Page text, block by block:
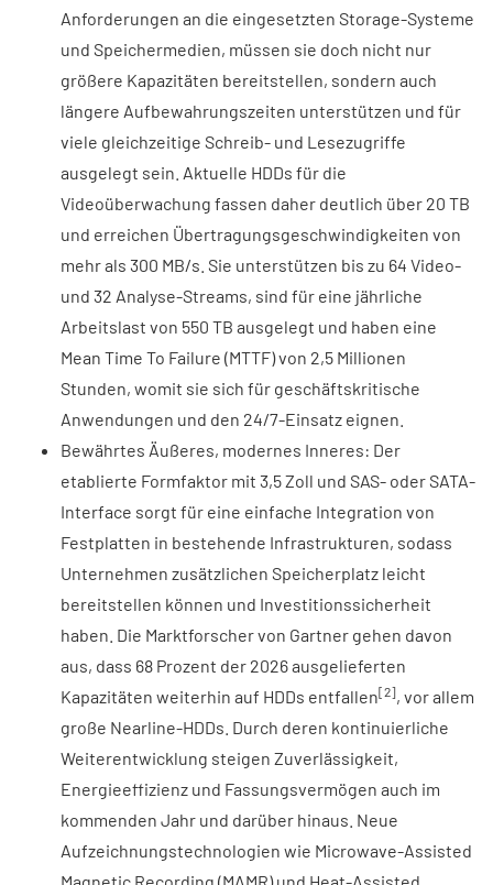
Anforderungen an die eingesetzten Storage-Systeme
und Speichermedien, müssen sie doch nicht nur
größere Kapazitäten bereitstellen, sondern auch
längere Aufbewahrungszeiten unterstützen und für
viele gleichzeitige Schreib- und Lesezugriffe
ausgelegt sein. Aktuelle HDDs für die
Videoüberwachung fassen daher deutlich über 20 TB
und erreichen Übertragungsgeschwindigkeiten von
mehr als 300 MB/s. Sie unterstützen bis zu 64 Video-
und 32 Analyse-Streams, sind für eine jährliche
Arbeitslast von 550 TB ausgelegt und haben eine
Mean Time To Failure (MTTF) von 2,5 Millionen
Stunden, womit sie sich für geschäftskritische
Anwendungen und den 24/7-Einsatz eignen.
Bewährtes Äußeres, modernes Inneres: Der
etablierte Formfaktor mit 3,5 Zoll und SAS- oder SATA-
Interface sorgt für eine einfache Integration von
Festplatten in bestehende Infrastrukturen, sodass
Unternehmen zusätzlichen Speicherplatz leicht
bereitstellen können und Investitionssicherheit
haben. Die Marktforscher von Gartner gehen davon
aus, dass 68 Prozent der 2026 ausgelieferten
Kapazitäten weiterhin auf HDDs entfallen[2], vor allem
große Nearline-HDDs. Durch deren kontinuierliche
Weiterentwicklung steigen Zuverlässigkeit,
Energieeffizienz und Fassungsvermögen auch im
kommenden Jahr und darüber hinaus. Neue
Aufzeichnungstechnologien wie Microwave-Assisted